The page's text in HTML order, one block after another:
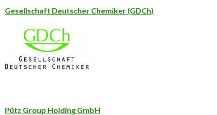
Gesellschaft Deutscher Chemiker (GDCh)
Pütz Group Holding GmbH